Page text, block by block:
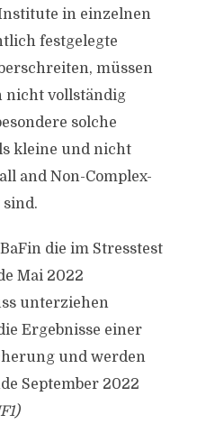
in einzelnen
festgelegte
müssen
nicht vollständig
solche
kleine und nicht
and Non-Complex-
die im Stresstest
Mai 2022
unterziehen
Ergebnisse einer
und werden
September 2022